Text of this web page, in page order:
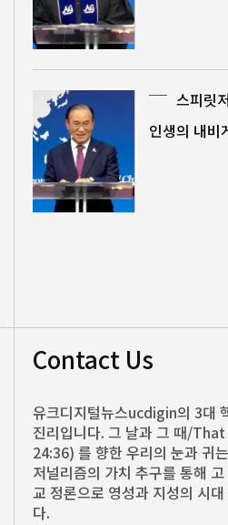
스피릿
인생의 내비
Contact Us
유크디지털뉴스ucdigin의 3대
진리입니다. 그 날과 그 때/
24:36) 를 향한 우리의 눈과 귀
저널리즘의 가치 추구를 통해
교 정론으로 영성과 지성의 시
다.